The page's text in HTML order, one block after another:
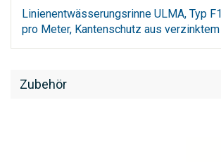
Linienentwässerungsrinne ULMA, Typ
pro Meter, Kantenschutz aus
Zubehör